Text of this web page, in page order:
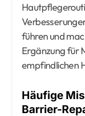
führen und
Ergänzung für
empfindlichen
Häufige
Barrier-